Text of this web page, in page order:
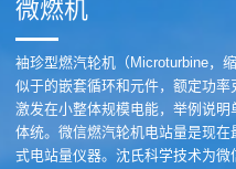
微燃机
袖珍型燃汽轮机（Microturbine，
似于的嵌套循环和元件，额定功
激发在小整体规模电能，举例说明
体统。微信燃汽轮机电站量是现
式电站量仪器。沈氏科学技术为